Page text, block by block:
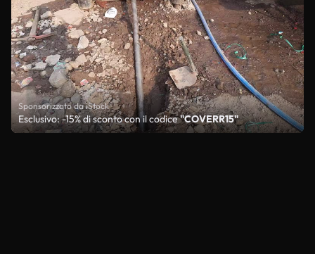
Sponsorizzato da iStock
Esclusivo: -15% di sconto con il codice"COVERR15"